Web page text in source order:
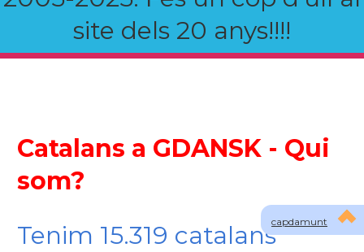
site dels 20 anys!!!!
capdamunt
Catalans a GDANSK - Qui
som?
Tenim 15.319 catalans